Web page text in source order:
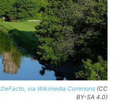
DeFacto, via Wikimedia Commons (CC
BY-SA 4.0)